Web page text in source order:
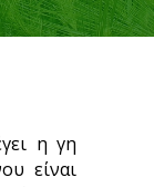
η γη
είναι